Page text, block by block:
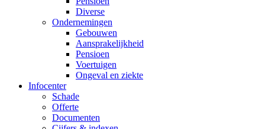
Diverse
Ondernemingen
Gebouwen
Aansprakelijkheid
Pensioen
Voertuigen
Ongeval en ziekte
Infocenter
Schade
Offerte
Documenten